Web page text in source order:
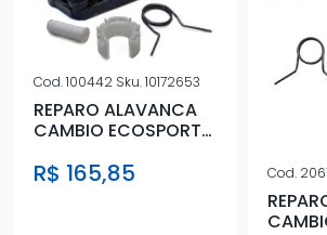
Cod.100442 Sku.10172653
REPARO ALAVANCA
CAMBIO ECOSPORT
10/13
R$ 165,85 Cod.